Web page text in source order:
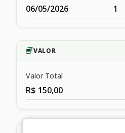
06/05/2026 1
VALOR
Valor Total
R$ 150,00